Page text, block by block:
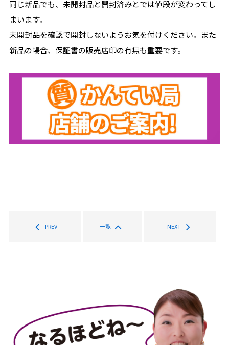
同じ新品でも、未開封品と開封済みとでは値段が変わってし
まいます。
未開封品を確認で開封しないようお気を付けください。また
新品の場合、保証書の販売店印の有無も重要です。
PREV 一覧 NEXT